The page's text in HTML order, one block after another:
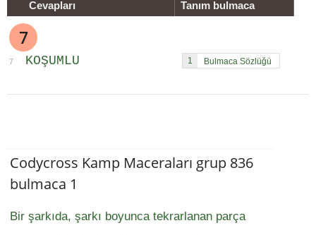
Cevapları Tanım bulmaca
7
7 KOŞUMLU 1
Codycross Kamp Maceraları grup 836
bulmaca 1
Bir şarkıda, şarkı boyunca tekrarlanan parça